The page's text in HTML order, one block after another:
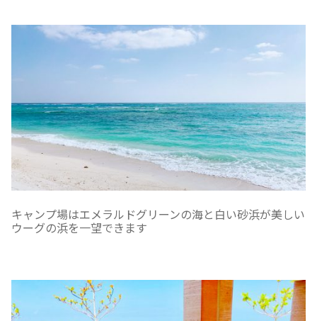
キャンプ場はエメラルドグリーンの海と白い砂浜が美しい
ウーグの浜を一望できます